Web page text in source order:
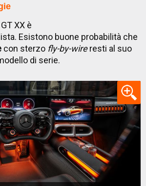
XX è
Esistono buone probabilità che
con sterzo fly-by-wireresti al suo
di serie.